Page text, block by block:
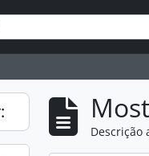
Descrição